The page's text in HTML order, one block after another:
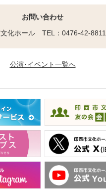
お問い合わせ
文化ホール TEL：0476-42-8811
公演･イベント一覧へ